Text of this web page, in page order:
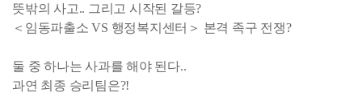
뜻밖의 사고.. 그리고 시작된 갈등?
＜임동파출소 VS 행정복지센터＞ 본격 족구 전쟁?
둘 중 하나는 사과를 해야 된다..
과연 최종 승리팀은?!